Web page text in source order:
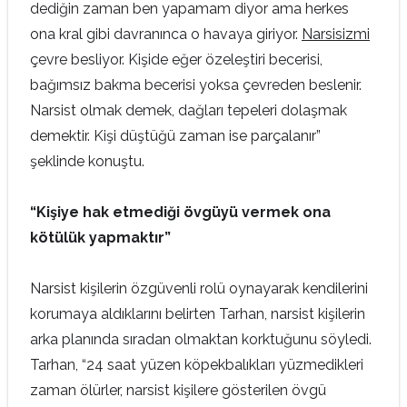
dediğin zaman ben yapamam diyor ama herkes
ona kral gibi davranınca o havaya giriyor. Narsisizmi
çevre besliyor. Kişide eğer özeleştiri becerisi,
bağımsız bakma becerisi yoksa çevreden beslenir.
Narsist olmak demek, dağları tepeleri dolaşmak
demektir. Kişi düştüğü zaman ise parçalanır”
şeklinde konuştu.
“Kişiye hak etmediği övgüyü vermek ona
kötülük yapmaktır”
Narsist kişilerin özgüvenli rolü oynayarak kendilerini
korumaya aldıklarını belirten Tarhan, narsist kişilerin
arka planında sıradan olmaktan korktuğunu söyledi.
Tarhan, “24 saat yüzen köpekbalıkları yüzmedikleri
zaman ölürler, narsist kişilere gösterilen övgü